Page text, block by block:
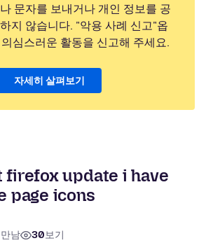
문자를 보내거나 개인 정보를 공
지 않습니다. "악용 사례 신고"옵
심스러운 활동을 신고해 주세요.
자세히 살펴보기
firefox update i have
page icons
남 30보기